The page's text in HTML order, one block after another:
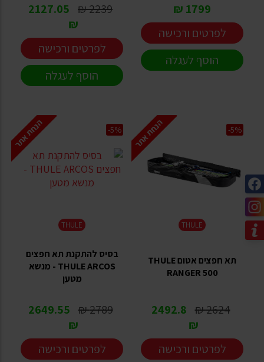
1799 ₪
לפרטים ורכישה
הוסף לעגלה
2239 ₪
2127.05
₪
לפרטים ורכישה
הוסף לעגלה
הנחת אתר
THULE
תא חפצים אטום THULE
RANGER 500
2624 ₪
2492.8
₪
-5%
לפרטים ורכישה
הנחת אתר
THULE
בסיס להתקנת תא חפצים
THULE ARCOS - מנשא
מטען
2789 ₪
2649.55
₪
-5%
לפרטים ורכישה